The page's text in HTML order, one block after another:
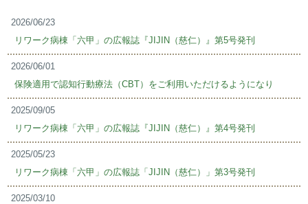
2026/06/23
リワーク病棟「六甲」の広報誌『JIJIN（慈仁）』第5号発刊
2026/06/01
保険適用で認知行動療法（CBT）をご利用いただけるようになり
2025/09/05
リワーク病棟「六甲」の広報誌『JIJIN（慈仁）』第4号発刊
2025/05/23
リワーク病棟「六甲」の広報誌「JIJIN（慈仁）」第3号発刊
2025/03/10